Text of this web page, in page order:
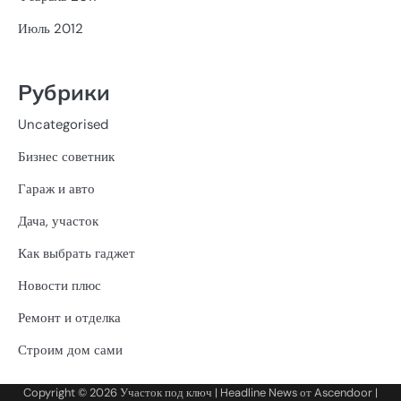
Июль 2012
Рубрики
Uncategorised
Бизнес советник
Гараж и авто
Дача, участок
Как выбрать гаджет
Новости плюс
Ремонт и отделка
Строим дом сами
Copyright © 2026Участок под ключ | Headline News отAscendoor |